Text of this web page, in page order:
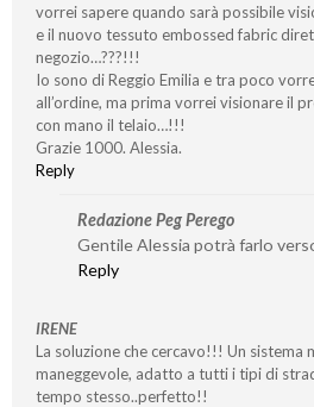
vorrei sapere quando sarà possibile
e il nuovo tessuto embossed fabric
negozio…???!!!
Io sono di Reggio Emilia e tra poco
all’ordine, ma prima vorrei visionare il
con mano il telaio…!!!
Grazie 1000. Alessia.
Reply
Redazione Peg Perego
Gentile Alessia potrà farlo
Reply
IRENE
La soluzione che cercavo!!! Un sistema
maneggevole, adatto a tutti i tipi di
tempo stesso..perfetto!!